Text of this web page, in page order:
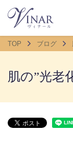
TOP ブログ
肌の”光老